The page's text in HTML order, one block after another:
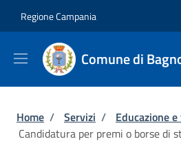
Regione Campania
Comune di
Briciole di pane
Home / Servizi / Educazione
Candidatura per premi o borse di